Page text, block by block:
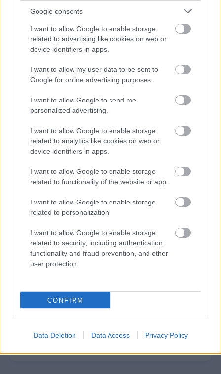
Google consents
I want to allow Google to enable storage
related to advertising like cookies on web or
device identifiers in apps.
I want to allow my user data to be sent to
Google for online advertising purposes.
I want to allow Google to send me
personalized advertising.
I want to allow Google to enable storage
related to analytics like cookies on web or
device identifiers in apps.
I want to allow Google to enable storage
related to functionality of the website or app.
I want to allow Google to enable storage
related to personalization.
I want to allow Google to enable storage
related to security, including authentication
functionality and fraud prevention, and other
user protection.
CONFIRM
Data Deletion Data Access Privacy Policy
Βάλε το proson.gr στα αποτελέσματα
Δημοφιλείς Ειδήσεις
ΟΠΕΚΑ: Μηνιαίο επίδομα έως 210
ευρώ - Πώς θα τα πάρετε
Προσωπικός Βοηθός: Ανοίγουν οι
αλλάζει στο πρόγραμμα
Σωφρονιστικά καταστήματα: 416
προσλήψεις χωρίς πτυχίο - Πού κάνετε
Νέος «Κηφισός» 40 χιλιομέτρων: Ο
δρόμος που φιλοδοξεί να λύσει το